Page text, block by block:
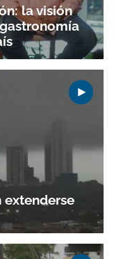
la visión
extenderse